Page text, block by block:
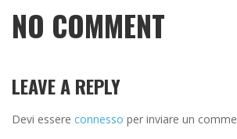
NO COMMENT
LEAVE A REPLY
Devi essere connesso per inviare un